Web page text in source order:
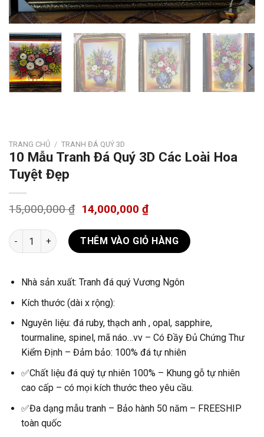
TRANG CHỦ / TRANH ĐÁ QUÝ 3D
10 Mẫu Tranh Đá Quý 3D Các Loài Hoa
Tuyệt Đẹp
15,000,000₫ 14,000,000 ₫
10 Mẫu Tranh Đá Quý 3D Các Loài Hoa Tuyệt Đẹp số lượng
THÊM VÀO GIỎ HÀNG
Nhà sản xuất: Tranh đá quý Vương Ngôn
Kích thước (dài x rộng):
Nguyên liệu: đá ruby, thạch anh , opal, sapphire,
tourmaline, spinel, mã náo…vv – Có Đầy Đủ Chứng Thư
Kiểm Định – Đảm bảo: 100% đá tự nhiên
✅Chất liệu đá quý tự nhiên 100% – Khung gỗ tự nhiên
cao cấp – có mọi kích thước theo yêu cầu.
✅Đa dạng mẫu tranh – Bảo hành 50 năm – FREESHIP
toàn quốc